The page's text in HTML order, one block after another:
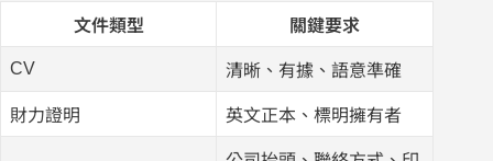
文件類型 關鍵要求
CV 清晰、有據、語意準確
財力證明 英文正本、標明擁有者